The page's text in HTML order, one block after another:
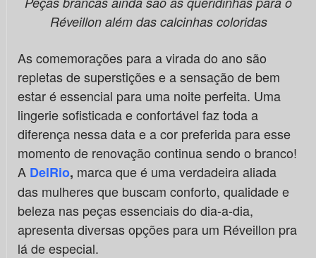
Réveillon além das calcinhas coloridas
As comemorações para a virada do ano são
repletas de superstições e a sensação de bem
estar é essencial para uma noite perfeita. Uma
lingerie sofisticada e confortável faz toda a
diferença nessa data e a cor preferida para esse
momento de renovação continua sendo o branco!
A DelRio, marca que é uma verdadeira aliada
das mulheres que buscam conforto, qualidade e
beleza nas peças essenciais do dia-a-dia,
apresenta diversas opções para um Réveillon pra
lá de especial.